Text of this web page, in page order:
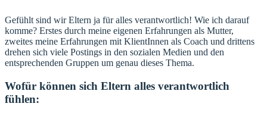
Gefühlt sind wir Eltern ja für alles verantwortlich! Wie ich darauf
komme? Erstes durch meine eigenen Erfahrungen als Mutter,
zweites meine Erfahrungen mit KlientInnen als Coach und drittens
drehen sich viele Postings in den sozialen Medien und den
entsprechenden Gruppen um genau dieses Thema.
Wofür können sich Eltern alles verantwortlich
fühlen: